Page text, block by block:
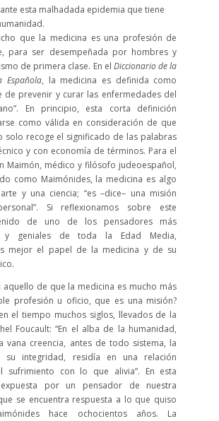
esta malhadada epidemia que tiene
que la medicina es una profesión de
para ser desempeñada por hombres y
de primera clase. En el Diccionario de la
Española, la medicina es definida como
de prevenir y curar las enfermedades del
En principio, esta corta definición
como válida en consideración de que
solo recoge el significado de las palabras
y con economía de términos. Para el
Maimón, médico y filósofo judeoespañol,
como Maimónides, la medicina es algo
y una ciencia; “es –dice– una misión
Si reflexionamos sobre este
de uno de los pensadores más
y geniales de toda la Edad Media,
mejor el papel de la medicina y de su
aquello de que la medicina es mucho más
profesión u oficio, que es una misión?
el tiempo muchos siglos, llevados de la
Foucault: “En el alba de la humanidad,
vana creencia, antes de todo sistema, la
su integridad, residía en una relación
sufrimiento con lo que alivia”. En esta
expuesta por un pensador de nuestra
se encuentra respuesta a lo que quiso
hace ochocientos años. La